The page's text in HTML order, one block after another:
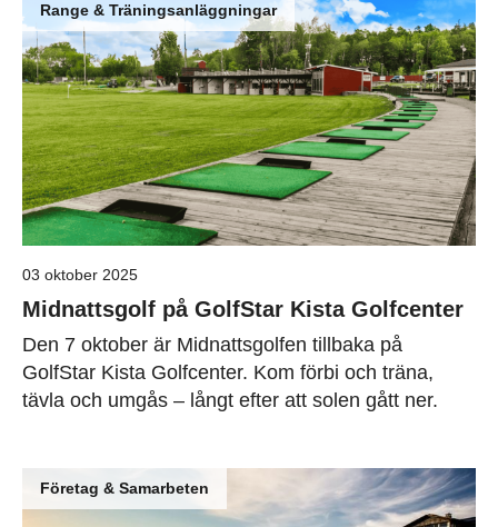
Range & Träningsanläggningar
03 oktober 2025
Midnattsgolf på GolfStar Kista Golfcenter
Den 7 oktober är Midnattsgolfen tillbaka på
GolfStar Kista Golfcenter. Kom förbi och träna,
tävla och umgås – långt efter att solen gått ner.
Företag & Samarbeten